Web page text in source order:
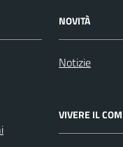
NOVITÀ
Notizie
VIVERE IL